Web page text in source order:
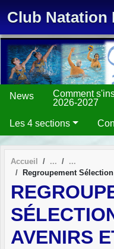
Club Natation
News
Comment
2026-2027
Les 4 sections
Accueil
Regroupement
AVENIRS